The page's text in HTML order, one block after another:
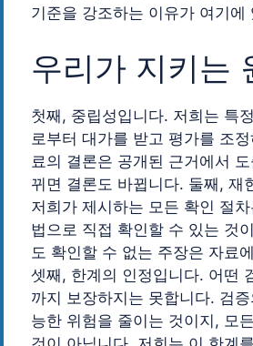
기준을 강조하는 이유가 여기에
우리가 지키는
첫째, 중립성입니다. 저희는 특
로부터 대가를 받고 평가를 조
료의 결론은 공개된 근거에서
뀌면 결론도 바뀝니다. 둘째, 재
저희가 제시하는 모든 확인 절
법으로 직접 확인할 수 있는 것
도 확인할 수 없는 주장은 자료
셋째, 한계의 인정입니다. 어떤
까지 보장하지는 못합니다. 검
능한 위험을 줄이는 것이지, 모